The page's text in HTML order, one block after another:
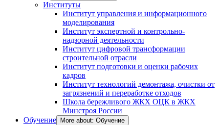
Институты
Институт управления и информационного
моделирования
Институт экспертной и контрольно-
надзорной деятельности
Институт цифровой трансформации
строительной отрасли
Институт подготовки и оценки рабочих
кадров
Институт технологий демонтажа, очистки от
загрязнений и переработке отходов
Школа бережливого ЖКХ ОЦК в ЖКХ
Минстроя России
Обучение
More about: Обучение